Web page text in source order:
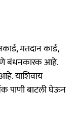
मतदान कार्ड,
बंधनकारक आहे.
याशिवाय
पाणी बाटली घेऊन